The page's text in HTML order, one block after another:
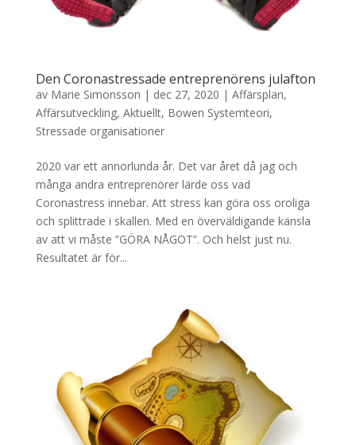
Den Coronastressade entreprenörens julafton
av Marie Simonsson | dec 27, 2020 | Affärsplan,
Affärsutveckling, Aktuellt, Bowen Systemteori,
Stressade organisationer
2020 var ett annorlunda år. Det var året då jag och
många andra entreprenörer lärde oss vad
Coronastress innebar. Att stress kan göra oss oroliga
och splittrade i skallen. Med en överväldigande känsla
av att vi måste ”GÖRA NÅGOT”. Och helst just nu.
Resultatet är för...